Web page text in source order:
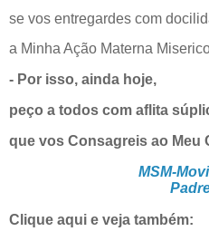
se vos entregardes com
a Minha Ação Materna
- Por isso, ainda hoje,
peço a todos com aflita
que vos Consagreis ao Meu
MSM-
Clique aqui e veja também: